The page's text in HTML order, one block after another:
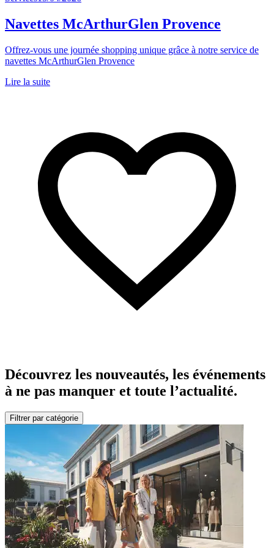
Navettes McArthurGlen Provence
Offrez-vous une journée shopping unique grâce à notre service de
navettes McArthurGlen Provence
Lire la suite
Découvrez les nouveautés, les événements
à ne pas manquer et toute l’actualité.
Filtrer par catégorie